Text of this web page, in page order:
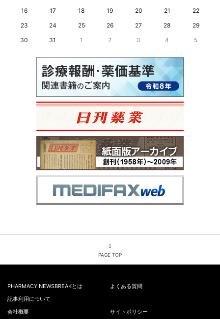
16
17 18 19 20 21
22
23
24 25 26 27 28
29
30
31 1 2 3 4 5
PAGE TOP
PHARMACY NEWSBREAKとは
よくある質問
記事利用について
会社概要
サイトポリシー